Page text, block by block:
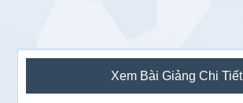
Sidebar
chính
Xem Bài Giảng Chi Tiết